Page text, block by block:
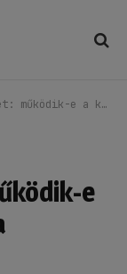
a külvárosban?
e